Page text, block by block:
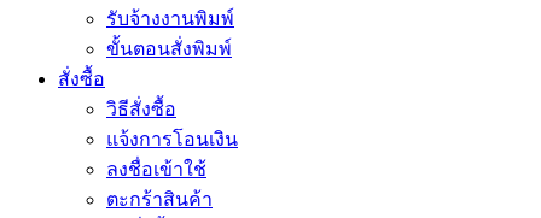
รับจ้างงานพิมพ์
ขั้นตอนสั่งพิมพ์
สั่งซื้อ
วิธีสั่งซื้อ
แจ้งการโอนเงิน
ลงชื่อเข้าใช้
ตะกร้าสินค้า